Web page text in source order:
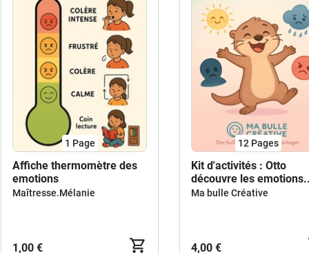
1 Page
Affiche thermomètre des
emotions
Maîtresse.Mélanie
1,00 €
12 Pages
Kit d'activités : Otto
découvre les emotions.
PDF à imprimer
Ma bulle Créative
4,00 €